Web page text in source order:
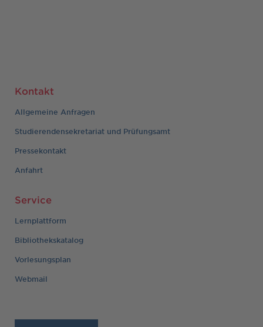
Kontakt
Allgemeine Anfragen
Studierendensekretariat und Prüfungsamt
Pressekontakt
Anfahrt
Service
Lernplattform
Bibliothekskatalog
Vorlesungsplan
Webmail